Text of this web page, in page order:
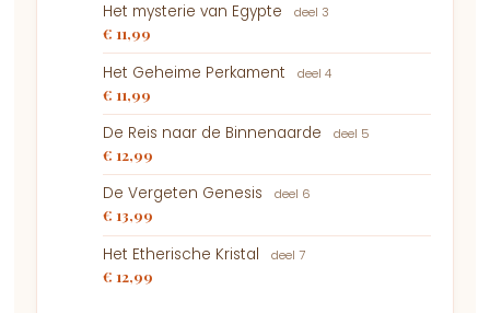
Het mysterie van Egypte deel 3
€ 11,99
Het Geheime Perkament deel 4
€ 11,99
De Reis naar de Binnenaarde deel 5
€ 12,99
De Vergeten Genesis deel 6
€ 13,99
Het Etherische Kristal deel 7
€ 12,99